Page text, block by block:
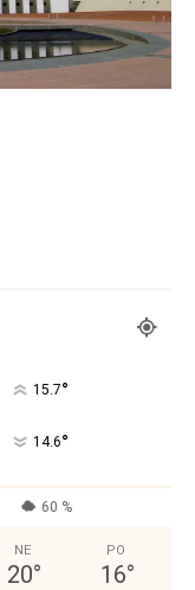
15.7°
14.6°
60 %
NE
20°
PO
16°